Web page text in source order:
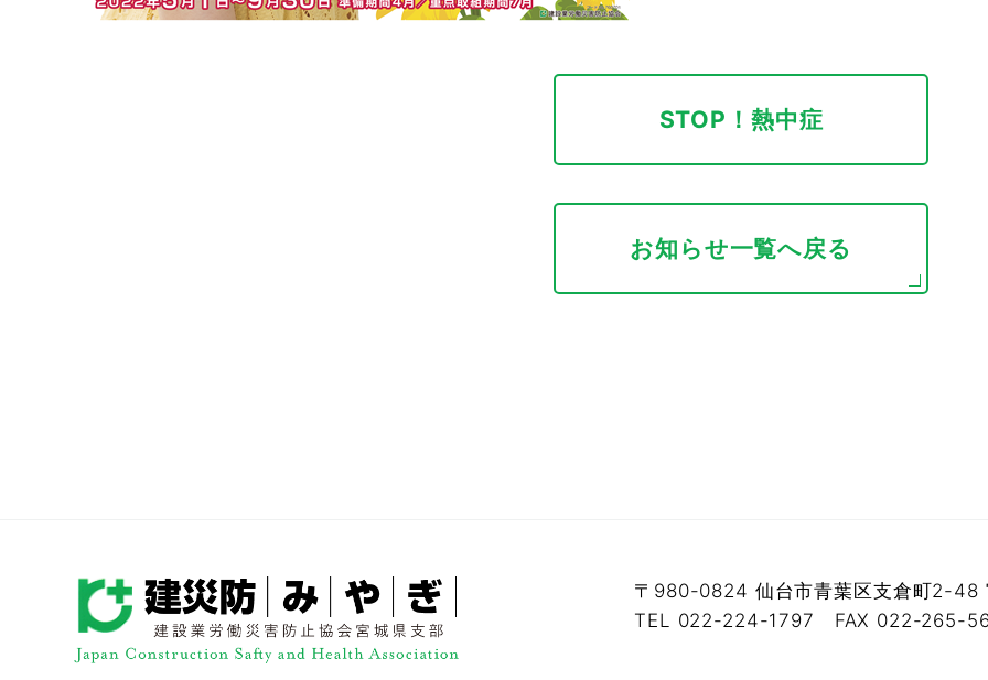
STOP！熱中症
お知らせ一覧へ戻る
〒980-0824 仙台市青葉区支倉町2-48
TEL 022-224-1797 FAX 022-265-